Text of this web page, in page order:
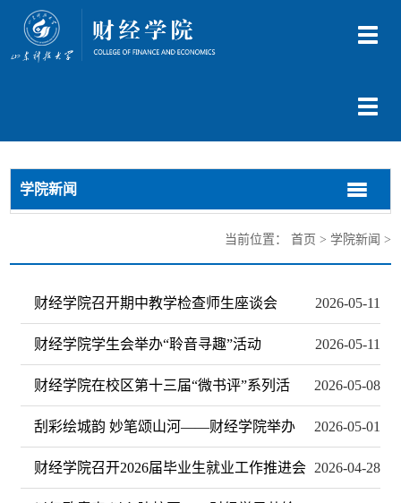
切
切
导
学院新闻
切
换
航
切
换
航
当前位置： 首页 > 学院新闻 >
财经学院召开期中教学检查师生座谈会 2026-05-11
财经学院学生会举办“聆音寻趣”活动 2026-05-11
财经学院在校区第十三届“微书评”系列活 2026-05-08
刮彩绘城韵 妙笔颂山河——财经学院举办 2026-05-01
财经学院召开2026届毕业生就业工作推进会 2026-04-28